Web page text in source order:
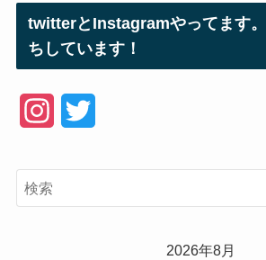
twitterとInstagramやってます
ちしています！
2026年8月